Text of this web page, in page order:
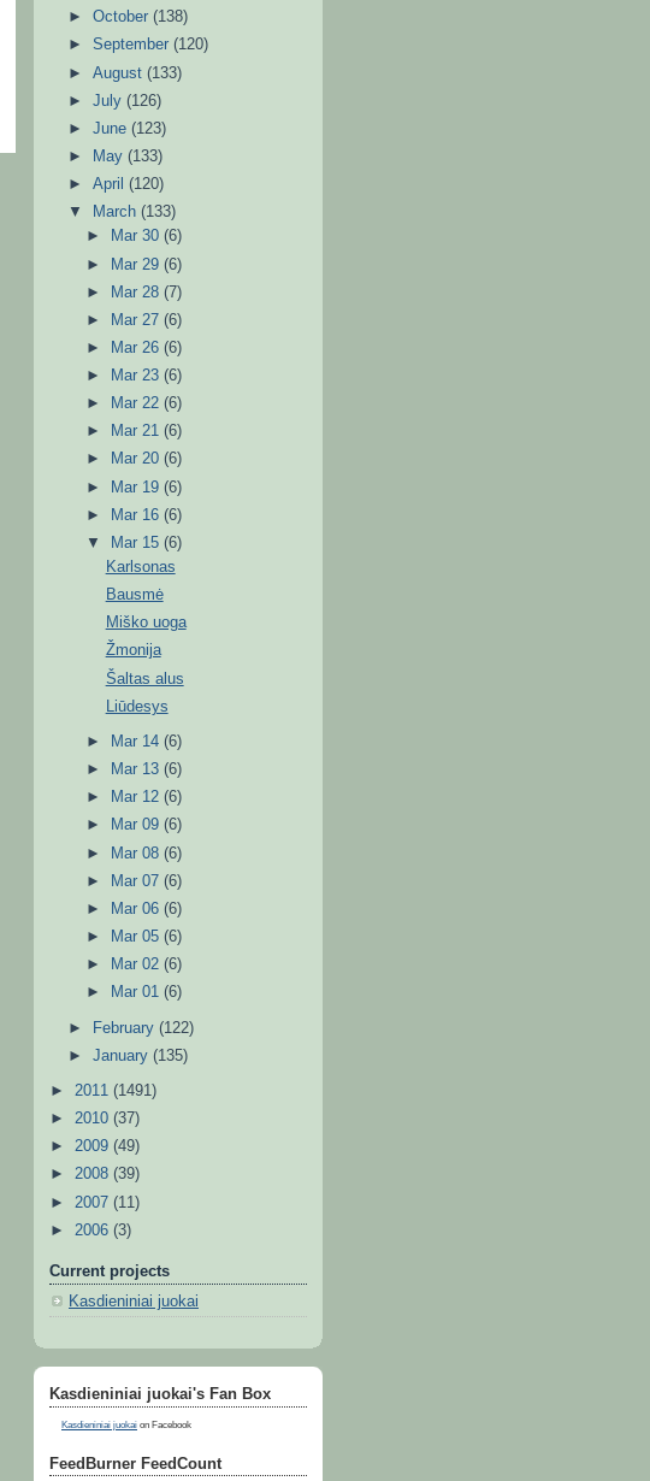
►October(138)
►September(120)
►August(133)
►July(126)
►June(123)
►
May(133)
►April(120)
▼
March(133)
►
Mar 30(6)
►
Mar 29(6)
►
Mar 28(7)
►
Mar 27(6)
►
Mar 26(6)
►
Mar 23(6)
►
Mar 22(6)
►
Mar 21(6)
►
Mar 20(6)
►
Mar 19(6)
►
Mar 16(6)
▼
Mar 15(6)
Karlsonas
Bausmė
Miško uoga
Žmonija
Šaltas alus
Liūdesys
► Mar 14(6)
►
Mar 13(6)
►
Mar 12(6)
►
Mar 09(6)
►
Mar 08(6)
►
Mar 07(6)
►
Mar 06(6)
►
Mar 05(6)
►
Mar 02(6)
►
Mar 01(6)
► February(122)
►January(135)
► 2011 (1491)
► 2010 (37)
► 2009 (49)
► 2008 (39)
► 2007 (11)
► 2006 (3)
Current projects
Kasdieniniai juokai
Kasdieniniai juokai's Fan Box
Kasdieniniai juokai on Facebook
FeedBurner FeedCount